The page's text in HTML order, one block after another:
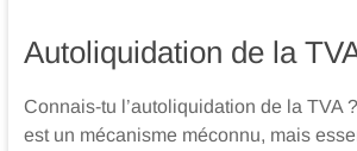
Autoliquidation de la
Connais-tu l’autoliquidation de la TVA
est un mécanisme méconnu, mais